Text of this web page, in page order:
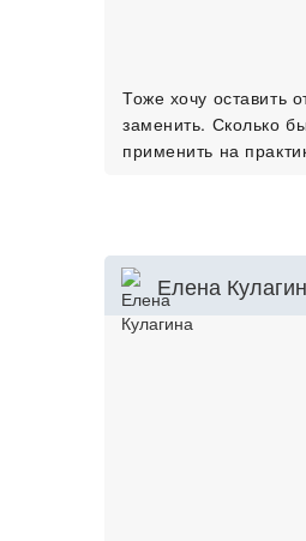
Тоже хочу оставить
заменить. Сколько
применить на
Елена